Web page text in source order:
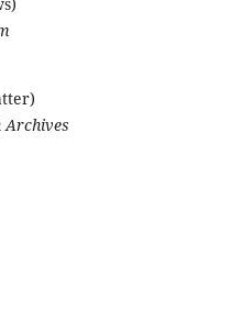
Archives